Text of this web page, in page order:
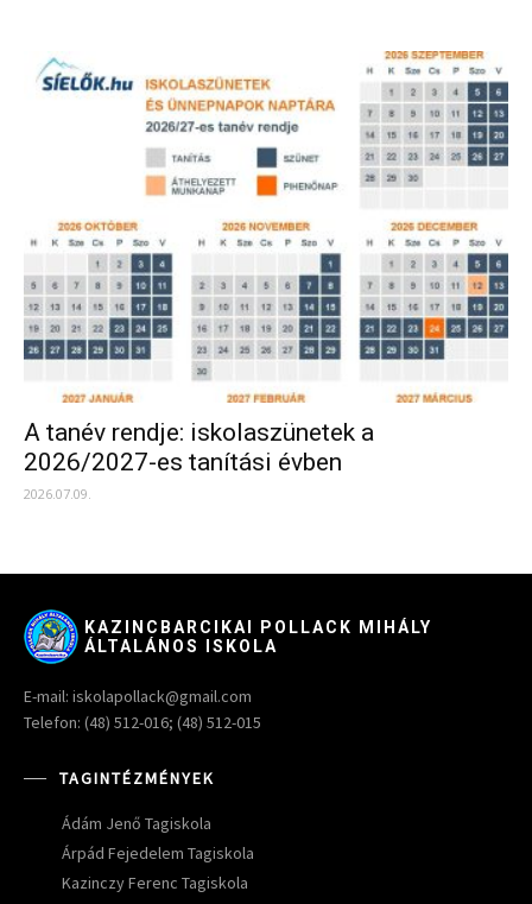
A tanév rendje: iskolaszünetek a
2026/2027-es tanítási évben
2026.07.09.
KAZINCBARCIKAI POLLACK MIHÁLY
ÁLTALÁNOS ISKOLA
E-mail: iskolapollack@gmail.com
Telefon: (48) 512-016; (48) 512-015
TAGINTÉZMÉNYEK
Ádám Jenő Tagiskola
Árpád Fejedelem Tagiskola
Kazinczy Ferenc Tagiskola